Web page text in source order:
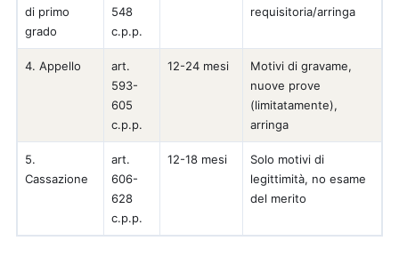
di primo
grado
548
c.p.p.
requisitoria/arringa
4. Appello
art.
593-
605
c.p.p.
12-24 mesi
Motivi di gravame,
nuove prove
(limitatamente),
arringa
5.
Cassazione
art.
606-
628
c.p.p.
12-18 mesi
Solo motivi di
legittimità, no esame
del merito